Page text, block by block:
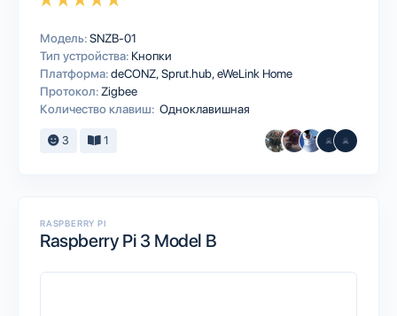
Модель:SNZB-01
Тип устройства: Кнопки
Платформа:deCONZSprut.hubeWeLink Home
Протокол:Zigbee
Количество клавиш: Одноклавишная
3 1
RASPBERRY PI
Raspberry Pi 3 Model B